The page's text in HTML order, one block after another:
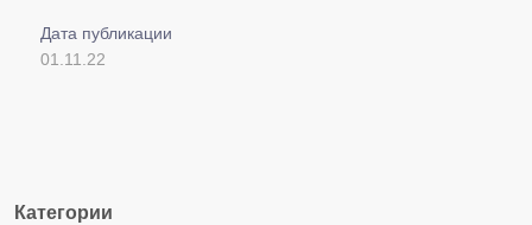
Дата публикации
01.11.22
Категории